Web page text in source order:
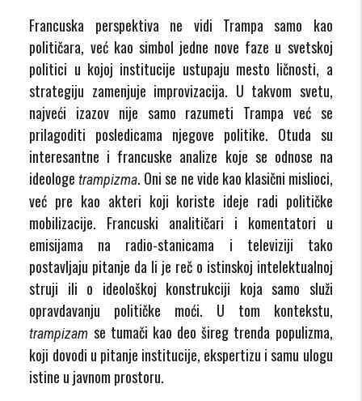
Francuska perspektiva ne vidi Trampa samo kao
političara, već kao simbol jedne nove faze u svetskoj
politici u kojoj institucije ustupaju mesto ličnosti, a
strategiju zamenjuje improvizacija. U takvom svetu,
najveći izazov nije samo razumeti Trampa već se
prilagoditi posledicama njegove politike. Otuda su
interesantne i francuske analize koje se odnose na
ideologetrampizma. Oni se ne vide kao klasični mislioci,
već pre kao akteri koji koriste ideje radi političke
mobilizacije. Francuski analitičari i komentatori u
emisijama na radio-stanicama i televiziji tako
postavljaju pitanje da li je reč o istinskoj intelektualnoj
struji ili o ideološkoj konstrukciji koja samo služi
opravdavanju političke moći. U tom kontekstu,
trampizam se tumači kao deo šireg trenda populizma,
koji dovodi u pitanje institucije, ekspertizu i samu ulogu
istine u javnom prostoru.